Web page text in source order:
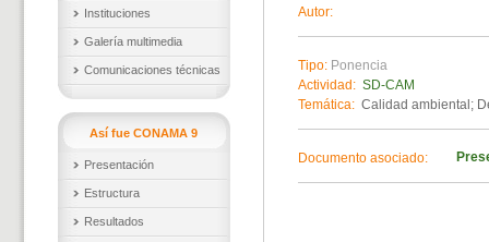
Instituciones
Galería multimedia
Comunicaciones técnicas
Así fue CONAMA 9
Presentación
Estructura
Resultados
Autor:
Tipo: Ponencia
Actividad: SD-CAM
Temática: Calidad ambiental;
Documento asociado: